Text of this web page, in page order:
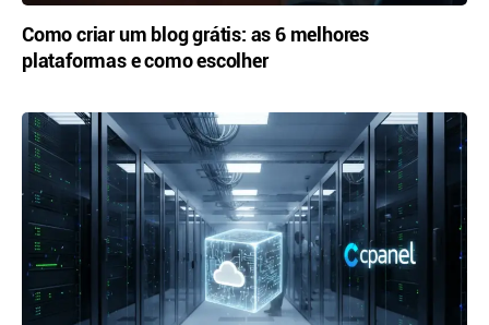
Como criar um blog grátis: as 6 melhores
plataformas e como escolher